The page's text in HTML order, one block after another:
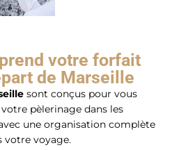
votre forfait
de Marseille
sont conçus pour vous
pèlerinage dans les
une organisation complète
votre voyage.